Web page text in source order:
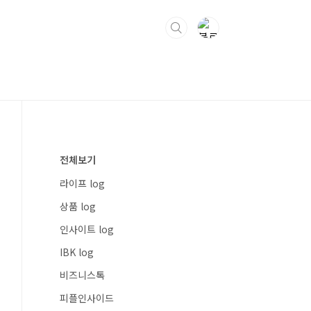
전체보기
라이프 log
상품 log
인사이트 log
IBK log
비즈니스톡
피플인사이드